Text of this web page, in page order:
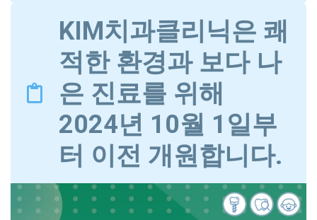
KIM치과클리닉은 쾌
적한 환경과 보다 나
은 진료를 위해
2024년 10월 1일부
터 이전 개원합니다.